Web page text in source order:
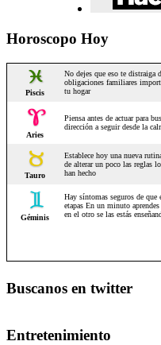
Horoscopo Hoy
Buscanos en twitter
Entretenimiento